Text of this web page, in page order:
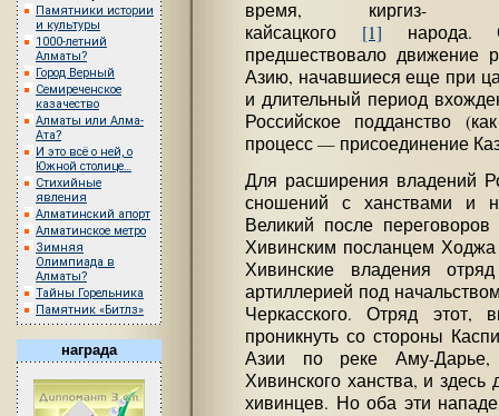
Памятники истории
и культуры
1000-летний
Алматы?
Город Верный
Семиреченское
казачество
Алматы или Алма-
Ата?
И это всё о ней, о
Южной столице…
Стихийные
явления
Алматинский апорт
Алматинское метро
Зимняя
Олимпиада в
Алматы?
Тайны Горельника
Памятник «Битлз»
награда
время, киргиз-
кайсацкого [1] народа.
предшествовало движение
Азию, начавшиеся еще при
и длительный период
Российское подданство
процесс — присоединение
Для расширения владений
сношений с ханствами и
Великий после
Хивинским посланцем
Хивинские владения
артиллерией под
Черкасского. Отряд этот,
проникнуть со стороны
Азии по реке Аму-Дарье,
Хивинского ханства, и
хивинцев. Но оба эти